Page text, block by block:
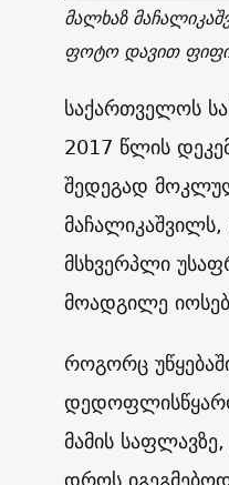
მალხაზ
ფოტო დავით
საქართველოს
2017 წლის
შედეგად
მსხვერპლი
მოადგილე
როგორც
მამის